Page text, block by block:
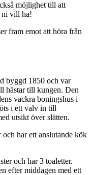
möjlighet till att
ni vill ha!
fram emot att höra från
byggd 1850 och var
hästar till kungen. Den
vackra boningshus i
i ett valv in till
utsikt över slätten.
har ett anslutande kök
och har 3 toaletter.
efter middagen med ett